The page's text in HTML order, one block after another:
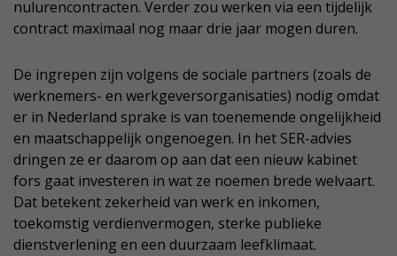
nulurencontracten. Verder zou werken via een tijdelijk
contract maximaal nog maar drie jaar mogen duren.
De ingrepen zijn volgens de sociale partners (zoals de
werknemers- en werkgeversorganisaties) nodig omdat
er in Nederland sprake is van toenemende ongelijkheid
en maatschappelijk ongenoegen. In het SER-advies
dringen ze er daarom op aan dat een nieuw kabinet
fors gaat investeren in wat ze noemen brede welvaart.
Dat betekent zekerheid van werk en inkomen,
toekomstig verdienvermogen, sterke publieke
dienstverlening en een duurzaam leefklimaat.